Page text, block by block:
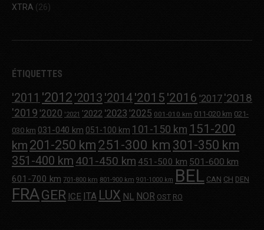
XTRA (26)
ÉTIQUETTES
'2011 '2012 '2013 '2014'2015 '2016 '2017 '2018
'2019 '2020 '2021 '2022 '2023 '2025 001-010 km 011-020 km 021-
030 km 031-040 km 051-100 km 101-150 km 151-200
km 201-250 km 251-300 km 301-350 km
351-400 km 401-450 km 451-500 km 501-600 km
601-700 km 701-800 km 801-900 km 901-1000 km BEL CAN CH DEN
FRAGER ICE ITA LUX NL NOR OST RO